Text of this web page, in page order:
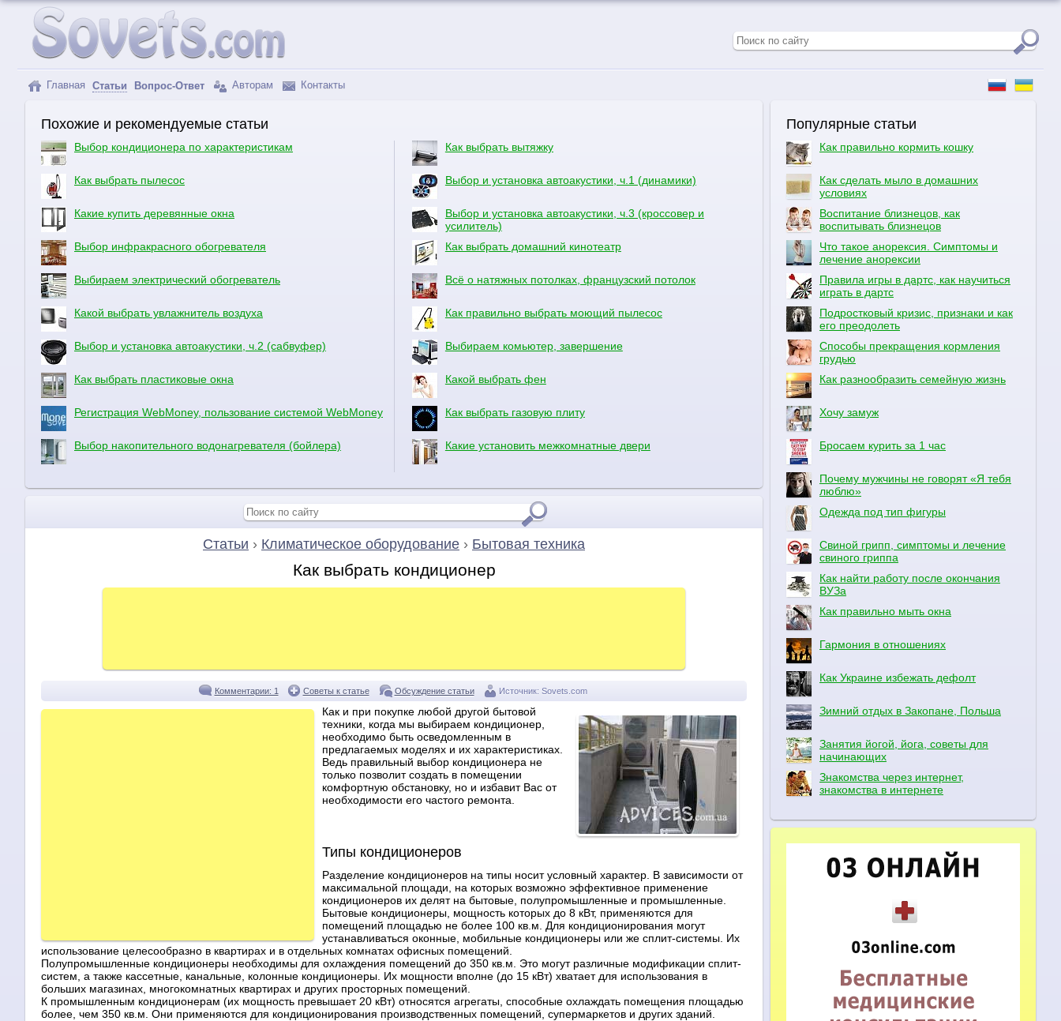
Главная Статьи Вопрос-Ответ Авторам Контакты
Похожие и рекомендуемые статьи
Выбор кондиционера по характеристикам
Как выбрать пылесос
Какие купить деревянные окна
Выбор инфракрасного обогревателя
Выбираем электрический обогреватель
Какой выбрать увлажнитель воздуха
Выбор и установка автоакустики, ч.2 (сабвуфер)
Как выбрать пластиковые окна
Регистрация WebMoney, пользование системой WebMoney
Выбор накопительного водонагревателя (бойлера)
Как выбрать вытяжку
Выбор и установка автоакустики, ч.1 (динамики)
Выбор и установка автоакустики, ч.3 (кроссовер и
усилитель)
Как выбрать домашний кинотеатр
Всё о натяжных потолках, французский потолок
Как правильно выбрать моющий пылесос
Выбираем комьютер, завершение
Какой выбрать фен
Как выбрать газовую плиту
Какие установить межкомнатные двери
Статьи › Климатическое оборудование › Бытовая техника
Как выбрать кондиционер
Комментарии: 1 Советы к статье Обсуждение статьи Источник: Sovets.com
Как и при покупке любой другой бытовой
техники, когда мы выбираем кондиционер,
необходимо быть осведомленным в
предлагаемых моделях и их характеристиках.
Ведь правильный выбор кондиционера не
только позволит создать в помещении
комфортную обстановку, но и избавит Вас от
необходимости его частого ремонта.
Типы кондиционеров
Разделение кондиционеров на типы носит условный характер. В зависимости от
максимальной площади, на которых возможно эффективное применение
кондиционеров их делят на бытовые, полупромышленные и промышленные.
Бытовые кондиционеры, мощность которых до 8 кВт, применяются для
помещений площадью не более 100 кв.м. Для кондиционирования могут
устанавливаться оконные, мобильные кондиционеры или же сплит-системы. Их
использование целесообразно в квартирах и в отдельных комнатах офисных помещений.
Полупромышленные кондиционеры необходимы для охлаждения помещений до 350 кв.м. Это могут различные модификации сплит-
систем, а также кассетные, канальные, колонные кондиционеры. Их мощности вполне (до 15 кВт) хватает для использования в
больших магазинах, многокомнатных квартирах и других просторных помещений.
К промышленным кондиционерам (их мощность превышает 20 кВт) относятся агрегаты, способные охлаждать помещения площадью
более, чем 350 кв.м. Они применяются для кондиционирования производственных помещений, супермаркетов и других зданий.
Популярные статьи
Как правильно кормить кошку
Как сделать мыло в домашних
условиях
Воспитание близнецов, как
воспитывать близнецов
Что такое анорексия. Симптомы и
лечение анорексии
Правила игры в дартс, как научиться
играть в дартс
Подростковый кризис, признаки и как
его преодолеть
Способы прекращения кормления
грудью
Как разнообразить семейную жизнь
Хочу замуж
Бросаем курить за 1 час
Почему мужчины не говорят «Я тебя
люблю»
Одежда под тип фигуры
Свиной грипп, симптомы и лечение
свиного гриппа
Как найти работу после окончания
ВУЗа
Как правильно мыть окна
Гармония в отношениях
Как Украине избежать дефолт
Зимний отдых в Закопане, Польша
Занятия йогой, йога, советы для
начинающих
Знакомства через интернет,
знакомства в интернете